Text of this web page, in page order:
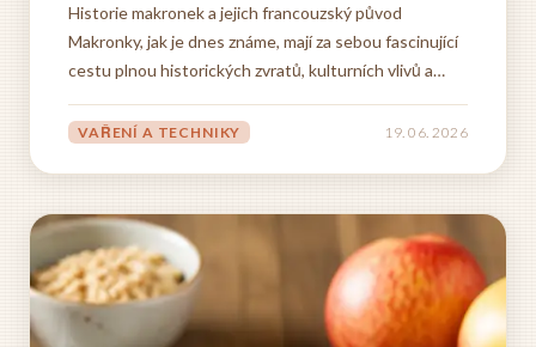
Historie makronek a jejich francouzský původ
Makronky, jak je dnes známe, mají za sebou fascinující
cestu plnou historických zvratů, kulturních vlivů a
těchto barevných a křehkých sladkostí uvědomí, jak
VAŘENÍ A TECHNIKY 19. 06. 2026